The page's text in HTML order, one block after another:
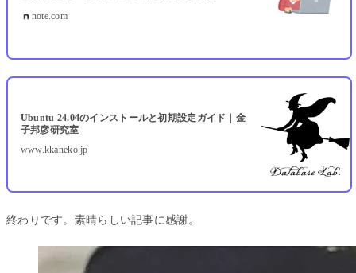
note.com
Ubuntu 24.04のインストールと初期設定ガイド｜金
子邦彦研究室
www.kkaneko.jp
終わりです。素晴らしい記事に感謝。